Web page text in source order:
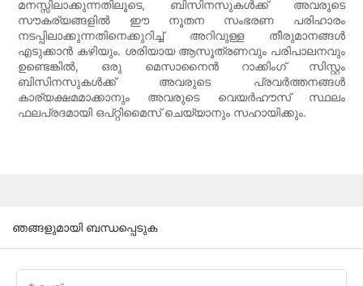
മനസ്സിലാക്കുന്നതിലൂടെ, ബിസിനസുകൾക്ക് അവരുടെ
സൗകര്യങ്ങളിൽ ഈ നൂതന സംഭരണ പരിഹാരം
നടപ്പിലാക്കുന്നതിനെക്കുറിച്ച് അറിവുള്ള തീരുമാനങ്ങൾ
എടുക്കാൻ കഴിയും. ശരിയായ ആസൂത്രണവും പരിപാലനവും
ഉണ്ടെങ്കിൽ, ഒരു മെസാനൈൻ റാക്കിംഗ് സിസ്റ്റം
ബിസിനസുകൾക്ക് അവരുടെ പ്രവർത്തനങ്ങൾ
കാര്യക്ഷമമാക്കാനും അവരുടെ വെയർഹൗസ് സ്ഥലം
ഫലപ്രദമായി ഒപ്റ്റിമൈസ് ചെയ്യാനും സഹായിക്കും.
ഞങ്ങളുമായി ബന്ധപ്പെടുക